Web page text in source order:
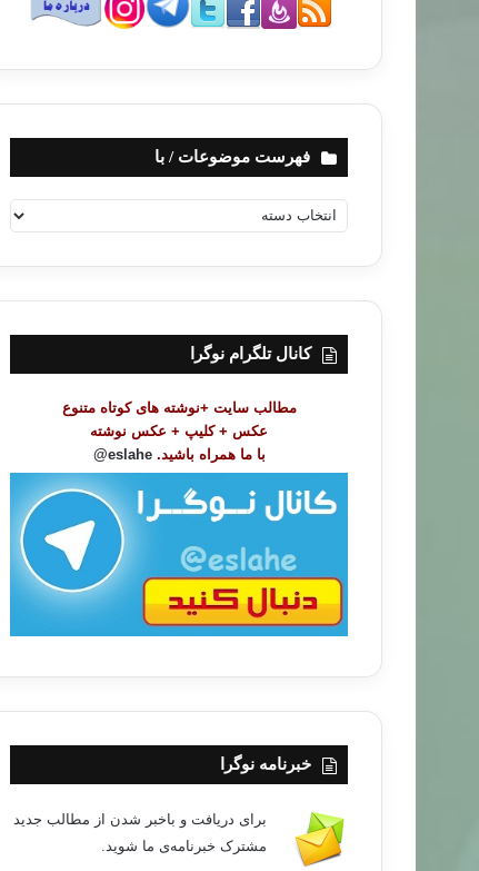
فهرست موضوعات / با
ه
ت
ض
کانال تلگرام نوگرا
مطالب سایت +نوشته های کوتاه متنوع
عکس + کلیپ + عکس نوشته
با ما همراه باشید. eslahe@
خبرنامه نوگرا
برای دریافت و باخبر شدن از مطالب جدید
مشترک خبرنامه‌ی ما شوید.